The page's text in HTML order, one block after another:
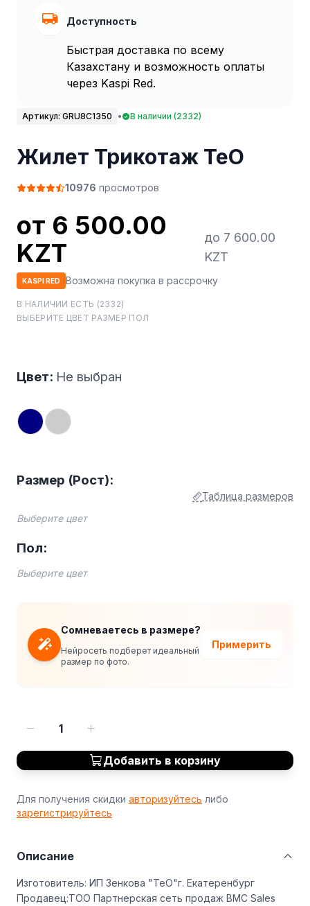
Доступность
Быстрая доставка по всему
Казахстану и возможность оплаты
через Kaspi Red.
Артикул: GRU8C1350 • В наличии (2332)
Жилет Трикотаж TeO
10976 просмотров
от 6 500.00
KZT
до 7 600.00
KZT
KASPI RED Возможна покупка в рассрочку
В НАЛИЧИИ ЕСТЬ (2332)
ВЫБЕРИТЕ ЦВЕТ РАЗМЕР ПОЛ
Цвет: Не выбран
Размер (Рост):
Таблица размеров
Выберите цвет
Пол:
Выберите цвет
Сомневаетесь в размере?
Нейросеть подберет идеальный
размер по фото.
Примерить
1
Добавить в корзину
Для получения скидки авторизуйтесь либо
зарегистрируйтесь
Описание
Изготовитель: ИП Зенкова "ТеО"г. Екатеренбург
Продавец:ТОО Партнерская сеть продаж BMC Sales